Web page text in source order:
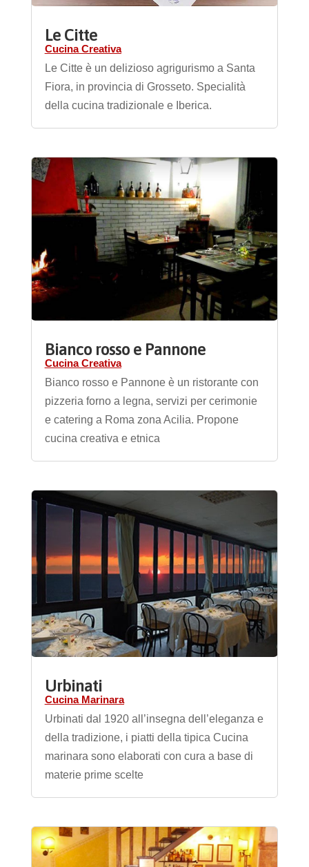
Le Citte
Cucina Creativa
Le Citte è un delizioso agrigurismo a Santa
Fiora, in provincia di Grosseto. Specialità
della cucina tradizionale e Iberica.
Bianco rosso e Pannone
Cucina Creativa
Bianco rosso e Pannone è un ristorante con
pizzeria forno a legna, servizi per cerimonie
e catering a Roma zona Acilia. Propone
cucina creativa e etnica
Urbinati
Cucina Marinara
Urbinati dal 1920 all’insegna dell’eleganza e
della tradizione, i piatti della tipica Cucina
marinara sono elaborati con cura a base di
materie prime scelte